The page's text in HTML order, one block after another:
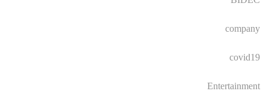
company
covid19
Entertainment